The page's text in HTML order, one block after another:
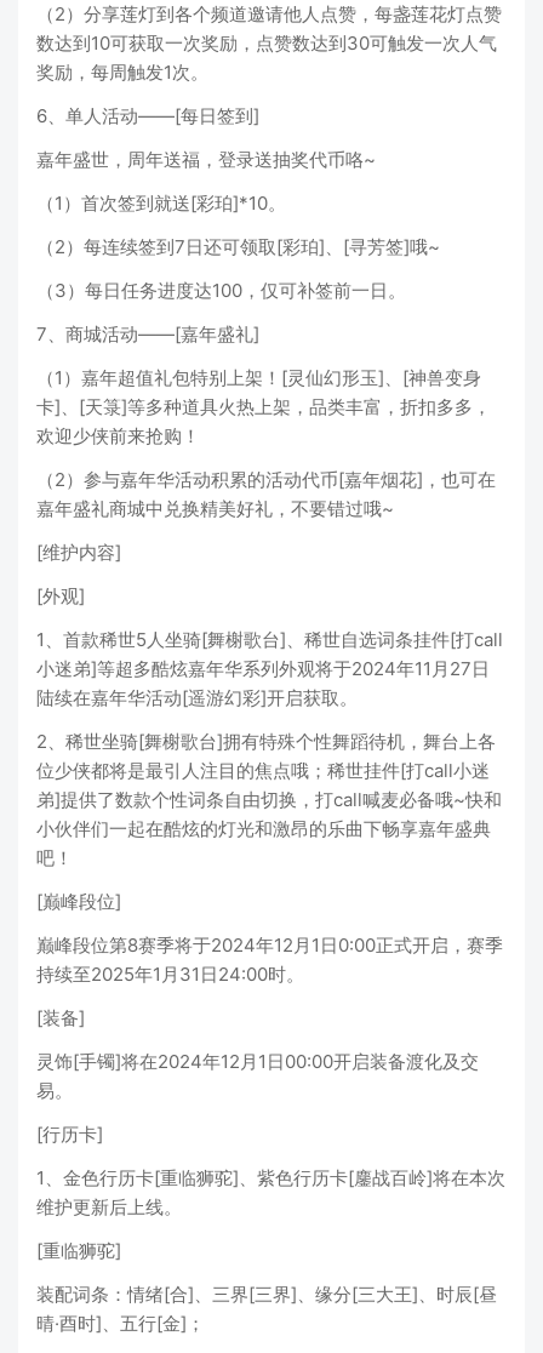
（2）分享莲灯到各个频道邀请他人点赞，每盏莲花灯点赞
数达到10可获取一次奖励，点赞数达到30可触发一次人气
奖励，每周触发1次。
6、单人活动——[每日签到]
嘉年盛世，周年送福，登录送抽奖代币咯~
（1）首次签到就送[彩珀]*10。
（2）每连续签到7日还可领取[彩珀]、[寻芳签]哦~
（3）每日任务进度达100，仅可补签前一日。
7、商城活动——[嘉年盛礼]
（1）嘉年超值礼包特别上架！[灵仙幻形玉]、[神兽变身
卡]、[天箓]等多种道具火热上架，品类丰富，折扣多多，
欢迎少侠前来抢购！
（2）参与嘉年华活动积累的活动代币[嘉年烟花]，也可在
嘉年盛礼商城中兑换精美好礼，不要错过哦~
[维护内容]
[外观]
1、首款稀世5人坐骑[舞榭歌台]、稀世自选词条挂件[打call
小迷弟]等超多酷炫嘉年华系列外观将于2024年11月27日
陆续在嘉年华活动[遥游幻彩]开启获取。
2、稀世坐骑[舞榭歌台]拥有特殊个性舞蹈待机，舞台上各
位少侠都将是最引人注目的焦点哦；稀世挂件[打call小迷
弟]提供了数款个性词条自由切换，打call喊麦必备哦~快和
小伙伴们一起在酷炫的灯光和激昂的乐曲下畅享嘉年盛典
吧！
[巅峰段位]
巅峰段位第8赛季将于2024年12月1日0:00正式开启，赛季
持续至2025年1月31日24:00时。
[装备]
灵饰[手镯]将在2024年12月1日00:00开启装备渡化及交
易。
[行历卡]
1、金色行历卡[重临狮驼]、紫色行历卡[鏖战百岭]将在本次
维护更新后上线。
[重临狮驼]
装配词条：情绪[合]、三界[三界]、缘分[三大王]、时辰[昼
晴·酉时]、五行[金]；